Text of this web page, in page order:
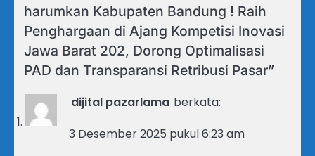
harumkan Kabupaten Bandung ! Raih
Penghargaan di Ajang Kompetisi Inovasi
Jawa Barat 202, Dorong Optimalisasi
PAD dan Transparansi Retribusi Pasar”
dijital pazarlama berkata:
3 Desember 2025 pukul 6:23 am